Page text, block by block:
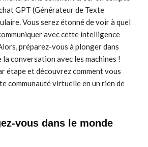
GPT (Générateur de Texte
Vous serez étonné de voir à quel
avec cette intelligence
préparez-vous à plonger dans
la conversation avec les machines !
étape et découvrez comment vous
communauté virtuelle en un rien de
vous dans le monde